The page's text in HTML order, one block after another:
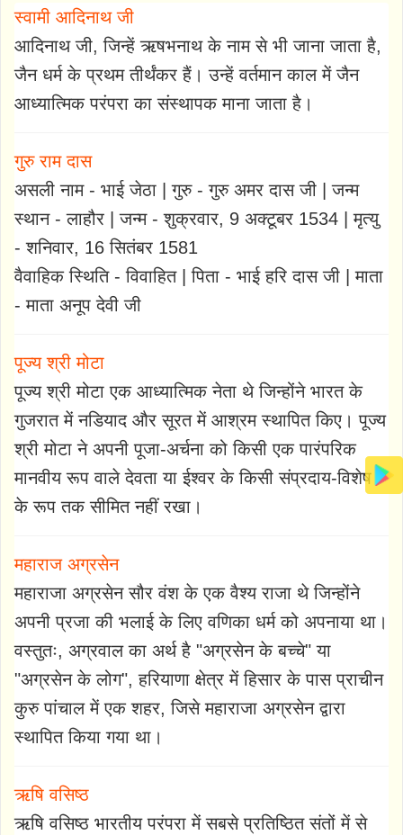
स्वामी आदिनाथ जी
आदिनाथ जी, जिन्हें ऋषभनाथ के नाम से भी जाना जाता है,
जैन धर्म के प्रथम तीर्थंकर हैं। उन्हें वर्तमान काल में जैन
आध्यात्मिक परंपरा का संस्थापक माना जाता है।
गुरु राम दास
असली नाम - भाई जेठा | गुरु - गुरु अमर दास जी | जन्म
स्थान - लाहौर | जन्म - शुक्रवार, 9 अक्टूबर 1534 | मृत्यु
- शनिवार, 16 सितंबर 1581
वैवाहिक स्थिति - विवाहित | पिता - भाई हरि दास जी | माता
- माता अनूप देवी जी
पूज्य श्री मोटा
पूज्य श्री मोटा एक आध्यात्मिक नेता थे जिन्होंने भारत के
गुजरात में नडियाद और सूरत में आश्रम स्थापित किए। पूज्य
श्री मोटा ने अपनी पूजा-अर्चना को किसी एक पारंपरिक
मानवीय रूप वाले देवता या ईश्वर के किसी संप्रदाय-विशेष
के रूप तक सीमित नहीं रखा।
महाराज अग्रसेन
महाराजा अग्रसेन सौर वंश के एक वैश्य राजा थे जिन्होंने
अपनी प्रजा की भलाई के लिए वणिका धर्म को अपनाया था।
वस्तुतः, अग्रवाल का अर्थ है "अग्रसेन के बच्चे" या
"अग्रसेन के लोग", हरियाणा क्षेत्र में हिसार के पास प्राचीन
कुरु पांचाल में एक शहर, जिसे महाराजा अग्रसेन द्वारा
स्थापित किया गया था।
ऋषि वसिष्ठ
ऋषि वसिष्ठ भारतीय परंपरा में सबसे प्रतिष्ठित संतों में से